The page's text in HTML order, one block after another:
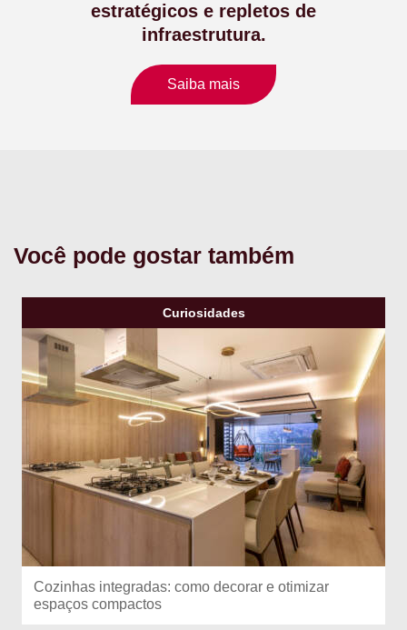
estratégicos e repletos de
infraestrutura.
Saiba mais
Você pode gostar também
Curiosidades
Cozinhas integradas: como decorar e otimizar
espaços compactos